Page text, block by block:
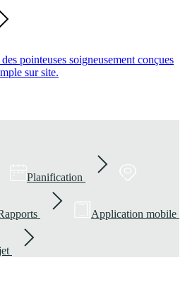
pointeuses soigneusement conçues
sur site.
Planification
Application mobile